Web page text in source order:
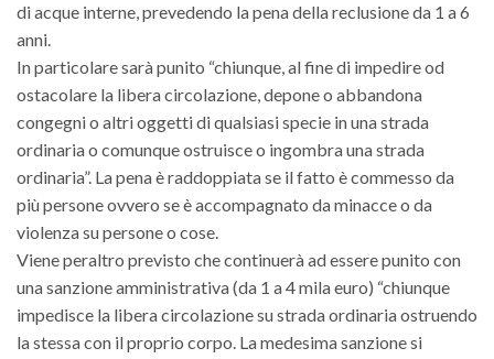
di acque interne, prevedendo la pena della reclusione da 1 a 6
anni.
In particolare sarà punito “chiunque, al fine di impedire od
ostacolare la libera circolazione, depone o abbandona
congegni o altri oggetti di qualsiasi specie in una strada
ordinaria o comunque ostruisce o ingombra una strada
ordinaria”. La pena è raddoppiata se il fatto è commesso da
più persone ovvero se è accompagnato da minacce o da
violenza su persone o cose.
Viene peraltro previsto che continuerà ad essere punito con
una sanzione amministrativa (da 1 a 4 mila euro) “chiunque
impedisce la libera circolazione su strada ordinaria ostruendo
la stessa con il proprio corpo. La medesima sanzione si